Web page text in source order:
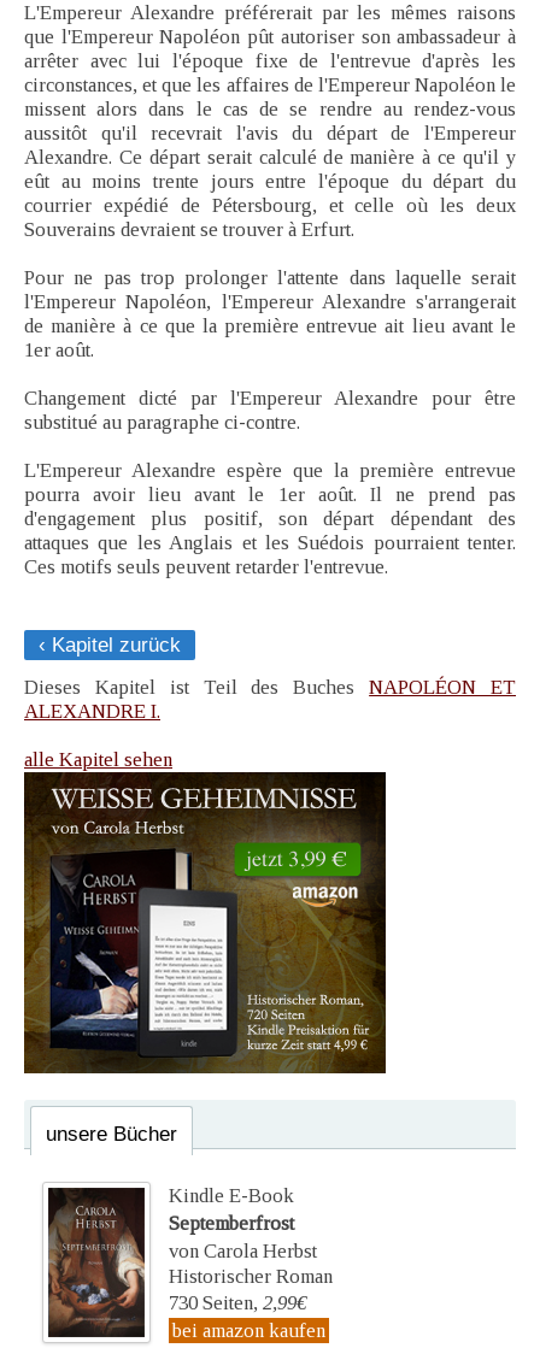
L'Empereur Alexandre préférerait par les mêmes raisons
que l'Empereur Napoléon pût autoriser son ambassadeur à
arrêter avec lui l'époque fixe de l'entrevue d'après les
circonstances, et que les affaires de l'Empereur Napoléon le
missent alors dans le cas de se rendre au rendez-vous
aussitôt qu'il recevrait l'avis du départ de l'Empereur
Alexandre. Ce départ serait calculé de manière à ce qu'il y
eût au moins trente jours entre l'époque du départ du
courrier expédié de Pétersbourg, et celle où les deux
Souverains devraient se trouver à Erfurt.
Pour ne pas trop prolonger l'attente dans laquelle serait
l'Empereur Napoléon, l'Empereur Alexandre s'arrangerait
de manière à ce que la première entrevue ait lieu avant le
1er août.
Changement dicté par l'Empereur Alexandre pour être
substitué au paragraphe ci-contre.
L'Empereur Alexandre espère que la première entrevue
pourra avoir lieu avant le 1er août. Il ne prend pas
d'engagement plus positif, son départ dépendant des
attaques que les Anglais et les Suédois pourraient tenter.
Ces motifs seuls peuvent retarder l'entrevue.
‹ Kapitel zurück
Dieses Kapitel ist Teil des BuchesNAPOLÉON ET
ALEXANDRE I.
alle Kapitel sehen
unsere Bücher
Kindle E-Book
Septemberfrost
von Carola Herbst
Historischer Roman
730 Seiten, 2,99€
bei amazon kaufen